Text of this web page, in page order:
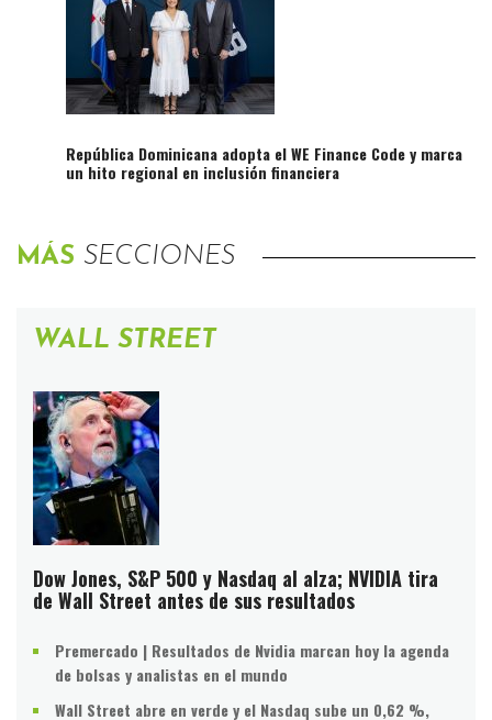
República Dominicana adopta el WE Finance Code y marca
un hito regional en inclusión financiera
MÁS SECCIONES
WALL STREET
Dow Jones, S&P 500 y Nasdaq al alza; NVIDIA tira
de Wall Street antes de sus resultados
Premercado | Resultados de Nvidia marcan hoy la agenda
de bolsas y analistas en el mundo
Wall Street abre en verde y el Nasdaq sube un 0,62 %,